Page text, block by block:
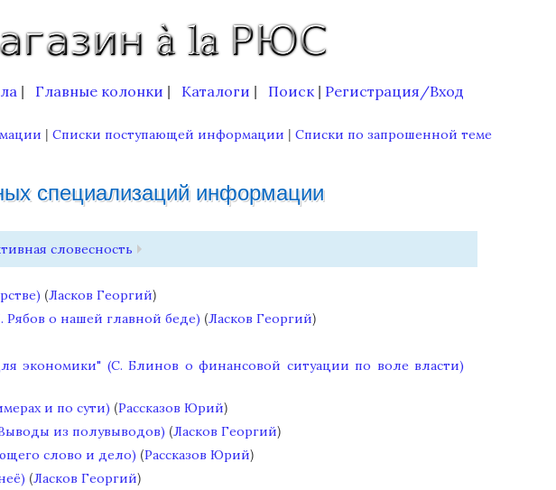
Главные колонки Каталоги Поиск| Регистрация/Вход
| Списки поступающей информации | Списки по запрошенной теме
специализаций информации
словесность
(Ласков Георгий)
о нашей главной беде) (Ласков Георгий)
экономики" (С. Блинов о финансовой ситуации по воле власти)
и по сути) (Рассказов Юрий)
из полувыводов) (Ласков Георгий)
слово и дело) (Рассказов Юрий)
(Ласков Георгий)